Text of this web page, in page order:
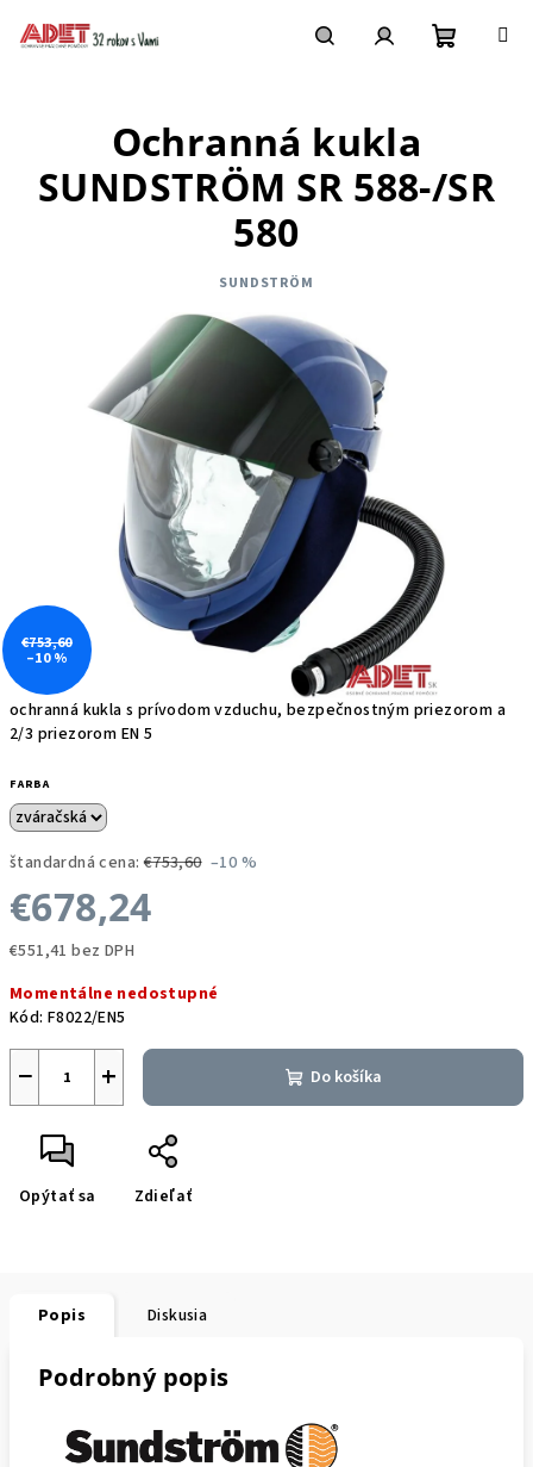
ochranná kukla s prívodom vzduchu, bezpečnostným priezorom a
2/3 priezorom EN 5
FARBA
štandardná cena: €753,60 –10 %
€678,24
€551,41 bez DPH
cena:
Momentálne nedostupné
Kód: F8022/EN5
+
− Do košíka
Opýtať sa Zdieľať
Ochranná kukla
SUNDSTRÖM SR 588-/SR
580
SUNDSTRÖM
€753,60
–10 %
Popis Diskusia
Podrobný popis